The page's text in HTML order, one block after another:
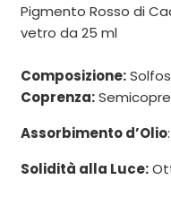
Pigmento Rosso di
vetro da 25 ml
Composizione:
Coprenza:
Assorbimento d’Olio
Solidità alla Luce: